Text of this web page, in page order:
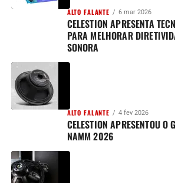
ALTO FALANTE 6 mar 2026
CELESTION APRESENTA
PARA MELHORAR
SONORA
ALTO FALANTE 4 fev 2026
CELESTION APRESENTOU O
NAMM 2026